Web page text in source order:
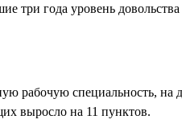
три года уровень
специальность, на
выросло на 11 пунктов.